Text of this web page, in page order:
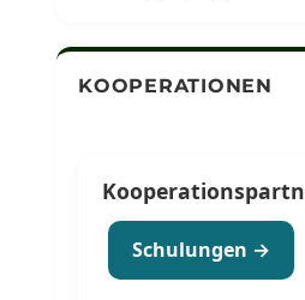
KOOPERATIONEN
Schulungen →